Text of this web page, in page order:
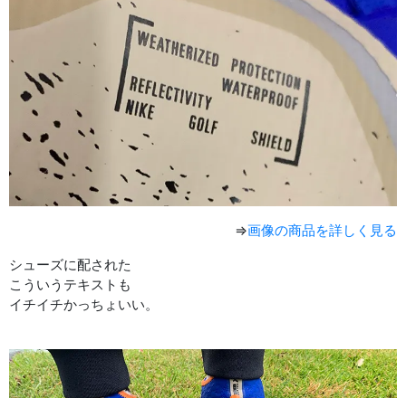
⇒画像の商品を詳しく見る
シューズに配された
こういうテキストも
イチイチかっちょいい。